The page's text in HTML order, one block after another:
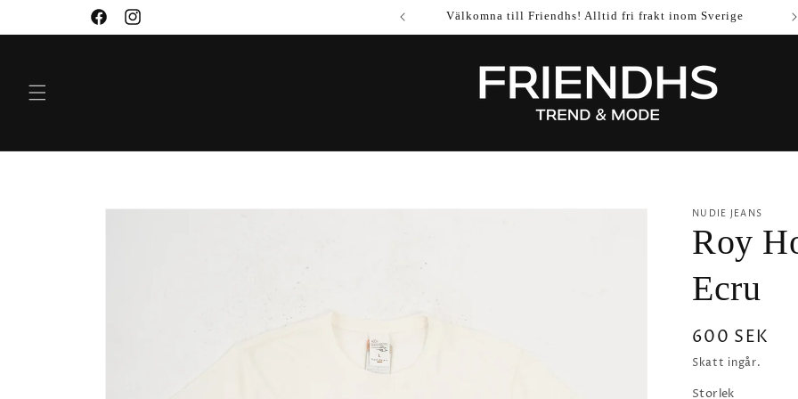
FacebookInstagram
Välkomna till Friendhs! Alltid fri frakt inom Sverige
NUDIE JEANS
Roy
Ecru
Ordinarie
pris
600 SEK
Skatt ingår.
Storlek